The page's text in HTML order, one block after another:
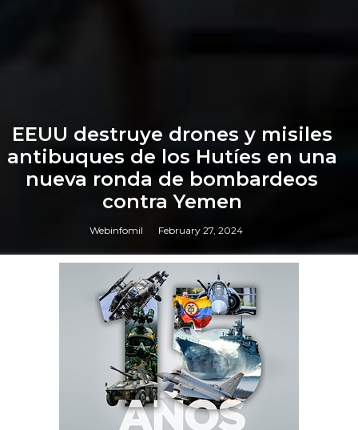
EEUU destruye drones y misiles
antibuques de los Hutíes en una
nueva ronda de bombardeos
contra Yemen
Webinfomil February 27, 2024